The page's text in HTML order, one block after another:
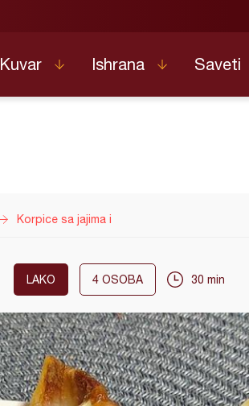
Kuvar Ishrana Saveti
Korpice sa jajima i
LAKO 4 OSOBA 30 min